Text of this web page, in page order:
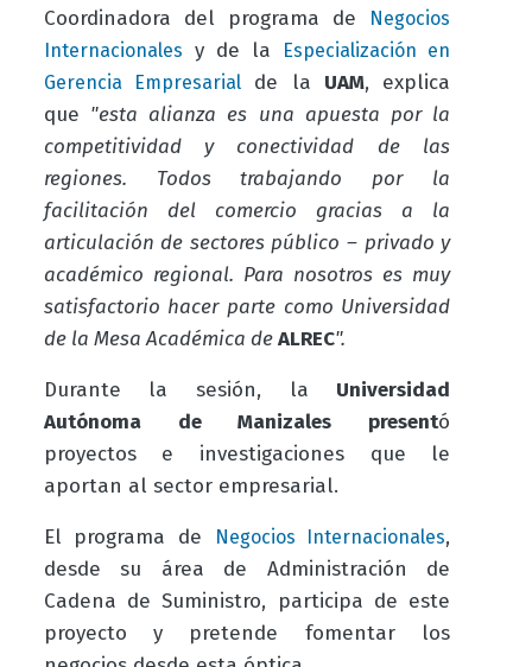
Coordinadora del programa de
Negocios
Internacionales y de la
Especialización en
Gerencia Empresarial de la UAM, explica
que "esta alianza es una apuesta por la
competitividad y conectividad de las
regiones. Todos trabajando por la
facilitación del comercio gracias a la
articulación de sectores público – privado y
académico regional. Para nosotros es muy
satisfactorio hacer parte como Universidad
de la Mesa Académica deALREC".
Durante la sesión, la Universidad
Autónoma de Manizales presentó
proyectos e investigaciones que le
aportan al sector empresarial.
El programa de Negocios Internacionales,
desde su área de Administración de
Cadena de Suministro, participa de este
proyecto y pretende fomentar los